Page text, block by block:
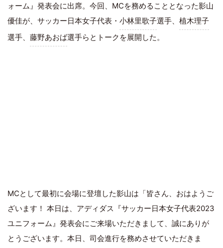
ォーム』発表会に出席。今回、MCを務めることとなった影山
優佳が、サッカー日本女子代表・ 小林里歌子選手、 植木理子
選手、 藤野あおば選手らとトークを展開した。
MCとして最初に会場に登壇した影山は「皆さん、おはようご
ざいます！ 本日は、アディダス『サッカー日本女子代表2023
ユニフォーム』発表会にご来場いただきまして、誠にありが
とうございます。本日、司会進行を務めさせていただきま